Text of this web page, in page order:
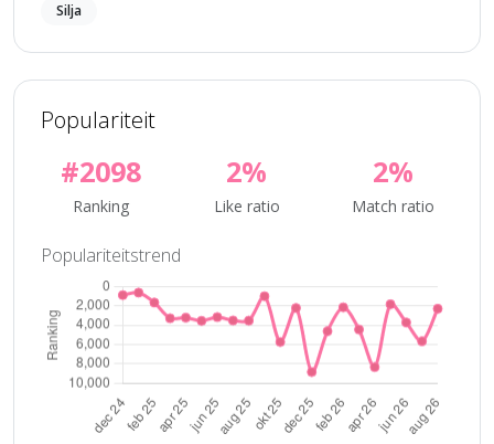
Silja
Populariteit
#2098
Ranking
2%
Like ratio
2%
Match ratio
Populariteitstrend